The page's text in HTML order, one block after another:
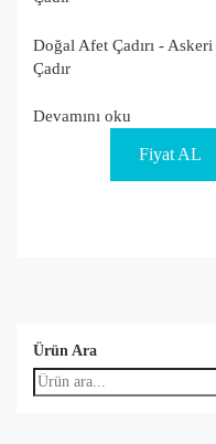
Doğal Afet Çadırı - Askeri
Çadır
Devamını oku
Fiyat AL
Ürün Ara